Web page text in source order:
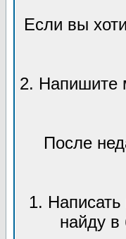
Если вы
2. Напишите
После
1.
найду